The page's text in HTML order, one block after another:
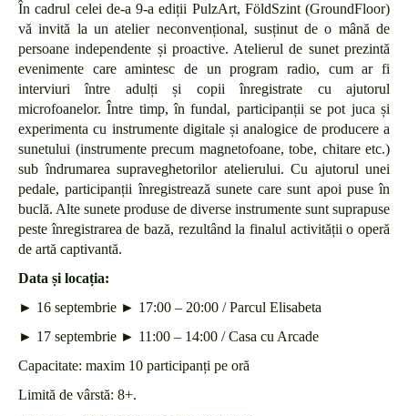
În cadrul celei de-a 9-a ediții PulzArt, FöldSzint (GroundFloor)
vă invită la un atelier neconvențional, susținut de o mână de
persoane independente și proactive. Atelierul de sunet prezintă
evenimente care amintesc de un program radio, cum ar fi
interviuri între adulți și copii înregistrate cu ajutorul
microfoanelor. Între timp, în fundal, participanții se pot juca și
experimenta cu instrumente digitale și analogice de producere a
sunetului (instrumente precum magnetofoane, tobe, chitare etc.)
sub îndrumarea supraveghetorilor atelierului. Cu ajutorul unei
pedale, participanții înregistrează sunete care sunt apoi puse în
buclă. Alte sunete produse de diverse instrumente sunt suprapuse
peste înregistrarea de bază, rezultând la finalul activității o operă
de artă captivantă.
Data și locația:
► 16 septembrie ► 17:00 – 20:00 / Parcul Elisabeta
► 17 septembrie ► 11:00 – 14:00 / Casa cu Arcade
Capacitate: maxim 10 participanți pe oră
Limită de vârstă: 8+.